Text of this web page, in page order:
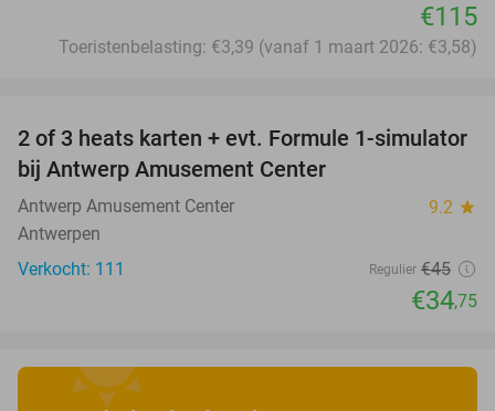
€115
Toeristenbelasting: €3,39 (vanaf 1 maart 2026: €3,58)
23%
2 of 3 heats karten + evt. Formule 1-simulator
bij Antwerp Amusement Center
Antwerp Amusement Center 9.2 star
Antwerpen
Verkocht: 111
Regulier €45
€34,75